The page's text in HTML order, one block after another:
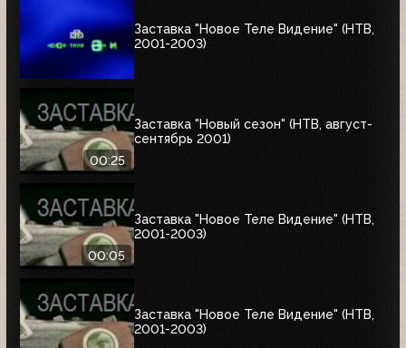
Заставка "Новое Теле Видение" (НТВ,
2001-2003)
00:25
Заставка "Новый сезон" (НТВ, август-
сентябрь 2001)
00:05
Заставка "Новое Теле Видение" (НТВ,
2001-2003)
Заставка "Новое Теле Видение" (НТВ,
2001-2003)